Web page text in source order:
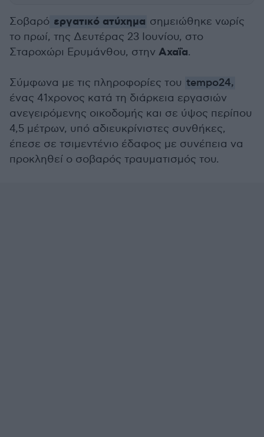
Σοβαρό εργατικό ατύχημα σημειώθηκε νωρίς
το πρωί, της Δευτέρας 23 Ιουνίου, στο
Σταροχώρι Ερυμάνθου, στην Αχαΐα.
Σύμφωνα με τις πληροφορίες του tempo24,
ένας 41χρονος κατά τη διάρκεια εργασιών
ανεγειρόμενης οικοδομής και σε ύψος περίπου
4,5 μέτρων, υπό αδιευκρίνιστες συνθήκες,
έπεσε σε τσιμεντένιο έδαφος με συνέπεια να
προκληθεί ο σοβαρός τραυματισμός του.